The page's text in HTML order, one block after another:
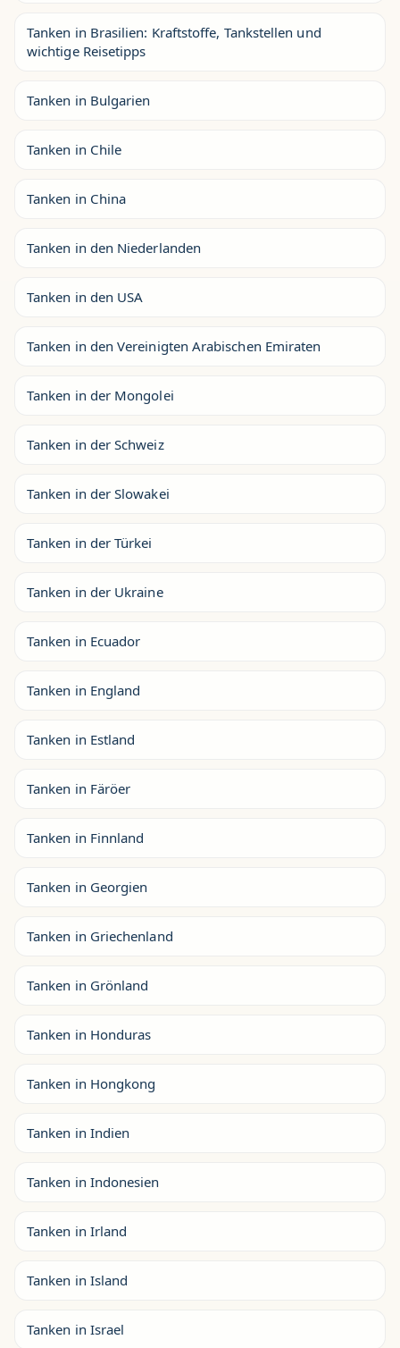
Tanken in Brasilien: Kraftstoffe, Tankstellen und
wichtige Reisetipps
Tanken in Bulgarien
Tanken in Chile
Tanken in China
Tanken in den Niederlanden
Tanken in den USA
Tanken in den Vereinigten Arabischen Emiraten
Tanken in der Mongolei
Tanken in der Schweiz
Tanken in der Slowakei
Tanken in der Türkei
Tanken in der Ukraine
Tanken in Ecuador
Tanken in England
Tanken in Estland
Tanken in Färöer
Tanken in Finnland
Tanken in Georgien
Tanken in Griechenland
Tanken in Grönland
Tanken in Honduras
Tanken in Hongkong
Tanken in Indien
Tanken in Indonesien
Tanken in Irland
Tanken in Island
Tanken in Israel